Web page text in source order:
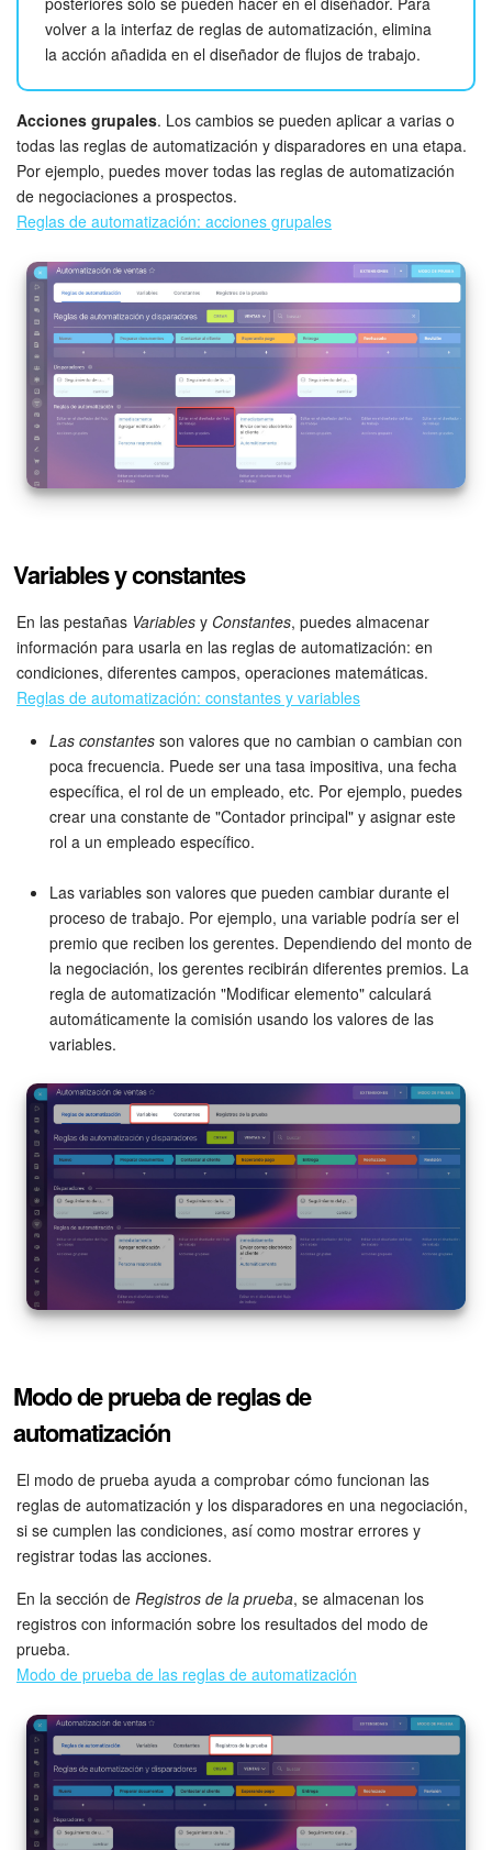
volver a la interfaz de reglas de automatización, elimina
la acción añadida en el diseñador de flujos de trabajo.
Acciones grupales. Los cambios se pueden aplicar a varias o
todas las reglas de automatización y disparadores en una etapa.
Por ejemplo, puedes mover todas las reglas de automatización
de negociaciones a prospectos.
Reglas de automatización: acciones grupales
Variables y constantes
En las pestañas Variables y Constantes, puedes almacenar
información para usarla en las reglas de automatización: en
condiciones, diferentes campos, operaciones matemáticas.
Reglas de automatización: constantes y variables
Las constantes son valores que no cambian o cambian con
poca frecuencia. Puede ser una tasa impositiva, una fecha
específica, el rol de un empleado, etc. Por ejemplo, puedes
crear una constante de "Contador principal" y asignar este
rol a un empleado específico.
Las variables son valores que pueden cambiar durante el
proceso de trabajo. Por ejemplo, una variable podría ser el
premio que reciben los gerentes. Dependiendo del monto de
la negociación, los gerentes recibirán diferentes premios. La
regla de automatización "Modificar elemento" calculará
automáticamente la comisión usando los valores de las
variables.
Modo de prueba de reglas de
automatización
El modo de prueba ayuda a comprobar cómo funcionan las
reglas de automatización y los disparadores en una negociación,
si se cumplen las condiciones, así como mostrar errores y
registrar todas las acciones.
En la sección de Registros de la prueba, se almacenan los
registros con información sobre los resultados del modo de
prueba.
Modo de prueba de las reglas de automatización